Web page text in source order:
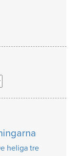
heliga tre